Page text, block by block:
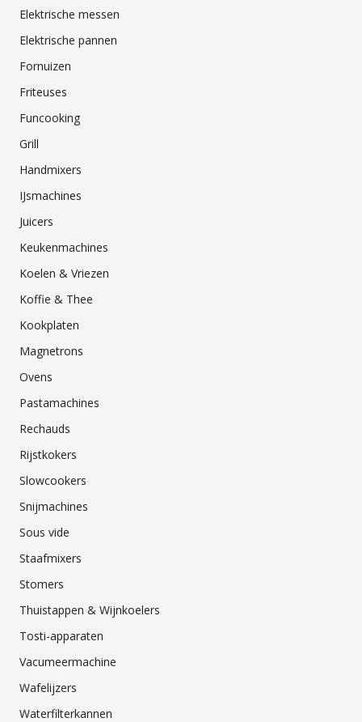
Elektrische messen
Elektrische pannen
Fornuizen
Friteuses
Funcooking
Grill
Handmixers
IJsmachines
Juicers
Keukenmachines
Koelen & Vriezen
Koffie & Thee
Kookplaten
Magnetrons
Ovens
Pastamachines
Rechauds
Rijstkokers
Slowcookers
Snijmachines
Sous vide
Staafmixers
Stomers
Thuistappen & Wijnkoelers
Tosti-apparaten
Vacumeermachine
Wafelijzers
Waterfilterkannen